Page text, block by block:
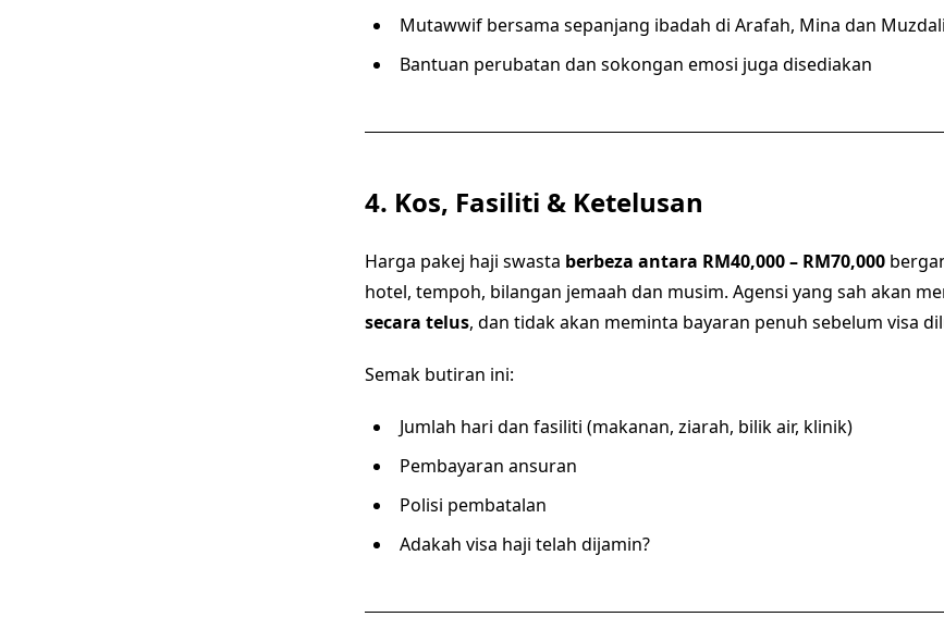
Mutawwif bersama sepanjang ibadah di Arafah, Mina dan
Bantuan perubatan dan sokongan emosi juga disediakan
4. Kos, Fasiliti & Ketelusan
Harga pakej haji swasta berbeza antara RM40,000 – RM70,000
hotel, tempoh, bilangan jemaah dan musim. Agensi yang sah akan
secara telus, dan tidak akan meminta bayaran penuh sebelum visa
Semak butiran ini:
Jumlah hari dan fasiliti (makanan, ziarah, bilik air, klinik)
Pembayaran ansuran
Polisi pembatalan
Adakah visa haji telah dijamin?